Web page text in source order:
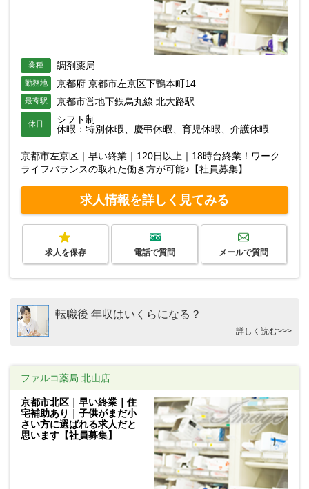
業種 調剤薬局
勤務地 京都府 京都市左京区下鴨本町14
最寄駅 京都市営地下鉄烏丸線 北大路駅
休日
シフト制
休暇：特別休暇、慶弔休暇、育児休暇、介護休暇
京都市左京区｜早い終業｜120日以上｜18時台終業！ワーク
ライフバランスの取れた働き方が可能♪【社員募集】
求人情報を詳しく見てみる
求人を保存 電話で質問 メールで質問
転職後 年収はいくらになる？
詳しく読む>>>
ファルコ薬局 北山店
京都市北区｜早い終業｜住
宅補助あり｜子供がまだ小
さい方に選ばれる求人だと
思います【社員募集】